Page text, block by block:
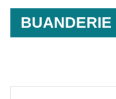
BUANDERIE